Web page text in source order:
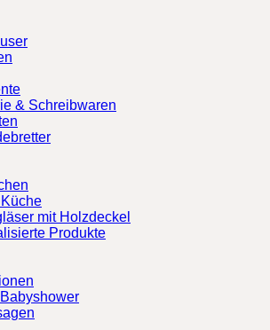
& Schreibwaren
mit Holzdeckel
Produkte